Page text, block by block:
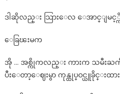
ဒါဆိုလည္း သြားေလ ေအာင္ျမင့္
ေခြၽးမက
အို … အစ္ကိုကလည္း ကားက သမီးႀ
ပီးေတာ့ေဈးမွာ ကုန္ထုပ္ဝင္ယူခိုင္းထ